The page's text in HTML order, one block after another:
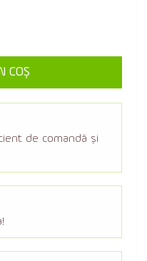
COŞ
de comandă şi